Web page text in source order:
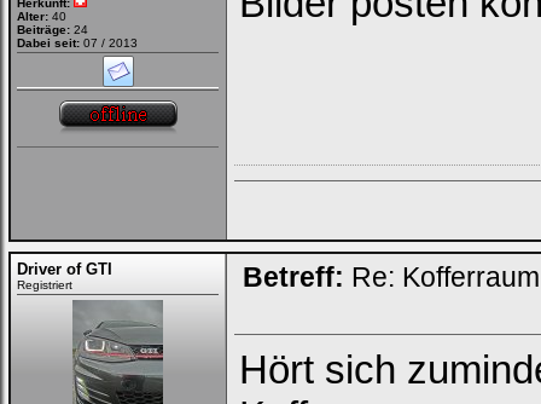
Herkunft:
Alter: 40
Beiträge: 24
Dabei seit: 07 / 2013
Driver of GTI
Registriert Betreff: Re:
Hört sich